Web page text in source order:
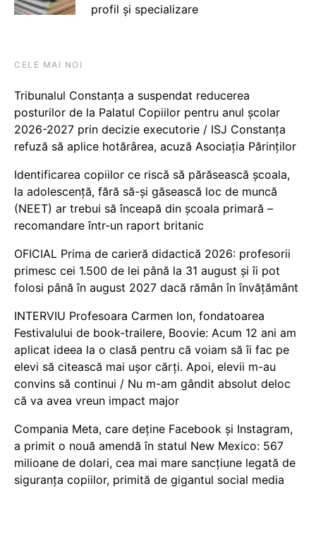
profil și specializare
CELE MAI NOI
Tribunalul Constanța a suspendat reducerea
posturilor de la Palatul Copiilor pentru anul școlar
2026-2027 prin decizie executorie / ISJ Constanța
refuză să aplice hotărârea, acuză Asociația Părinților
Identificarea copiilor ce riscă să părăsească școala,
la adolescență, fără să-și găsească loc de muncă
(NEET) ar trebui să înceapă din școala primară –
recomandare într-un raport britanic
OFICIAL Prima de carieră didactică 2026: profesorii
primesc cei 1.500 de lei până la 31 august și îi pot
folosi până în august 2027 dacă rămân în învățământ
INTERVIU Profesoara Carmen Ion, fondatoarea
Festivalului de book-trailere, Boovie: Acum 12 ani am
aplicat ideea la o clasă pentru că voiam să îi fac pe
elevi să citească mai ușor cărți. Apoi, elevii m-au
convins să continui / Nu m-am gândit absolut deloc
că va avea vreun impact major
Compania Meta, care deține Facebook și Instagram,
a primit o nouă amendă în statul New Mexico: 567
milioane de dolari, cea mai mare sancțiune legată de
siguranța copiilor, primită de gigantul social media